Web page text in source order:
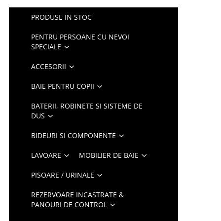
PRODUSE IN STOC
PENTRU PERSOANE CU NEVOI
SPECIALE
ACCESORII
BAIE PENTRU COPII
BATERII, ROBINETE SI SISTEME DE
DUS
BIDEURI SI COMPONENTE
LAVOARE MOBILIER DE BAIE
PISOARE / URINALE
REZERVOARE INCASTRATE &
PANOURI DE CONTROL